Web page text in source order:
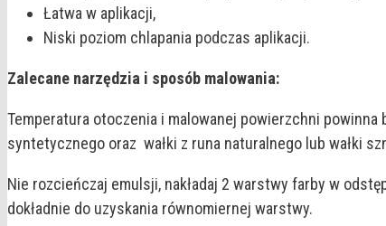
Łatwa w aplikacji,
Niski poziom chlapania podczas aplikacji.
Zalecane narzędzia i sposób malowania:
Temperatura otoczenia i malowanej powierzchni powinna
syntetycznego oraz wałki z runa naturalnego lub wałki
Nie rozcieńczaj emulsji, nakładaj 2 warstwy farby w
dokładnie do uzyskania równomiernej warstwy.